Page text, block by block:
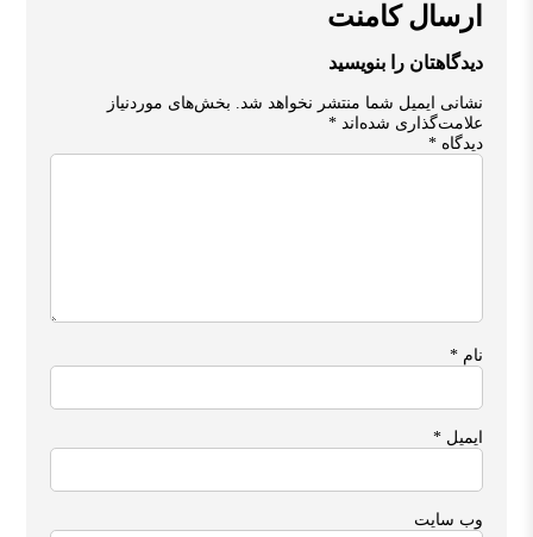
ارسال کامنت
دیدگاهتان را بنویسید
نشانی ایمیل شما منتشر نخواهد شد. بخش‌های موردنیاز
علامت‌گذاری شده‌اند*
دیدگاه*
نام*
ایمیل*
وب‌ سایت